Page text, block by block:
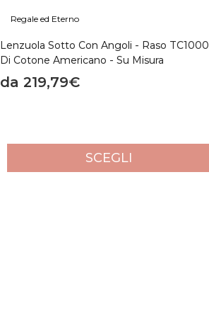
Regale ed Eterno
Lenzuola Sotto Con Angoli - Raso TC1000
Di Cotone Americano - Su Misura
da 219,79€
SCEGLI